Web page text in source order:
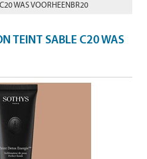
WAS VOORHEENBR20
TEINT SABLE C20 WAS